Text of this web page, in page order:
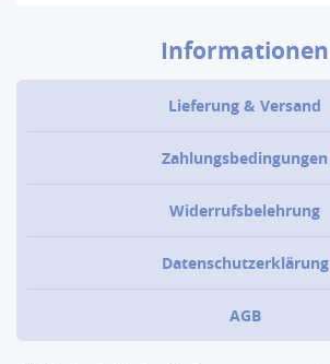
Informationen
Lieferung & Versand
Zahlungsbedingungen
Widerrufsbelehrung
Datenschutzerklärung
AGB